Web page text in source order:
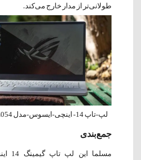
طولانی‌تر از مدار خارج می‌کند.
لپ‌-تاپ 14- اینچی-ایسوس-مدل GA401QM-HZ054
جمع‌بندی